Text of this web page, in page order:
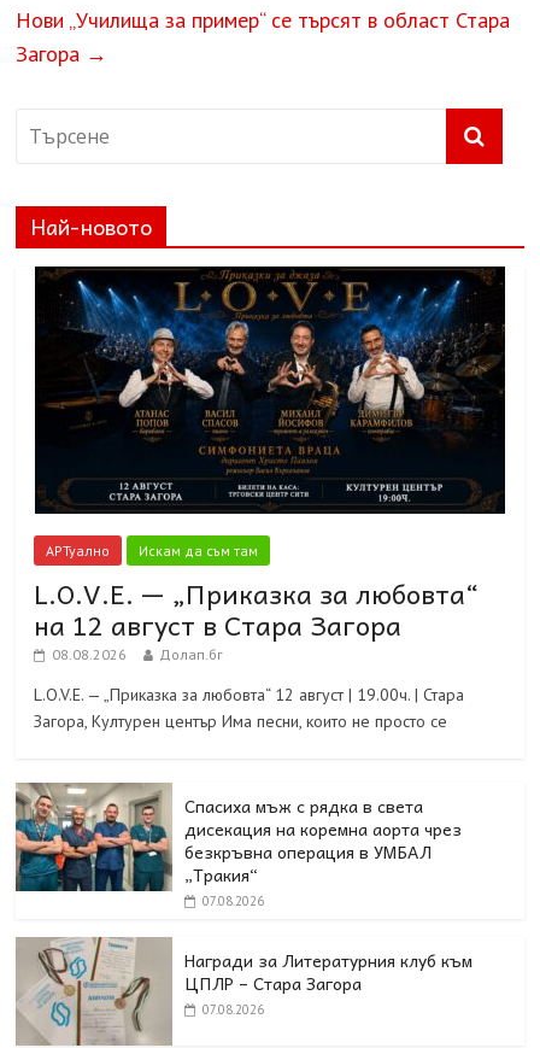
Нови „Училища за пример“ се търсят в област Стара
Загора →
Най-новото
АРТуално Искам да съм там
L.O.V.E. — „Приказка за любовта“
на 12 август в Стара Загора
08.08.2026 Долап.бг
L.O.V.E. — „Приказка за любовта“ 12 август | 19.00ч. | Стара
Загора, Културен център Има песни, които не просто се
Спасиха мъж с рядка в света
дисекация на коремна аорта чрез
безкръвна операция в УМБАЛ
„Тракия“
07.08.2026
Награди за Литературния клуб към
ЦПЛР – Стара Загора
07.08.2026